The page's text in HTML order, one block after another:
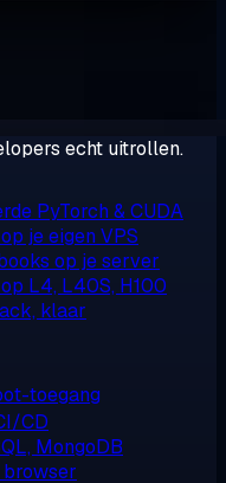
echt uitrollen.
PyTorch & CUDA
je eigen VPS
op je server
L4, L40S, H100
klaar
toegang
CD
MongoDB
browser